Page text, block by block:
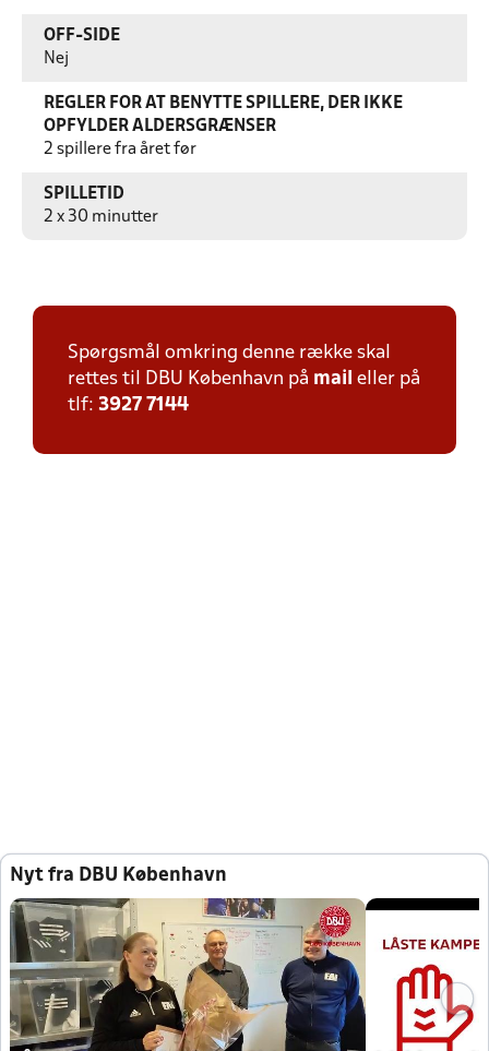
OFF-SIDE
Nej
REGLER FOR AT BENYTTE SPILLERE, DER IKKE
OPFYLDER ALDERSGRÆNSER
2 spillere fra året før
SPILLETID
2 x 30 minutter
Spørgsmål omkring denne række skal
rettes til DBU København på mail eller på
tlf: 3927 7144
Nyt fra DBU København